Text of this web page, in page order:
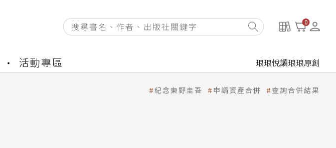
0
活動專區 琅琅悅讀琅琅原創
紀念東野圭吾 申請資產合併 查詢合併結果